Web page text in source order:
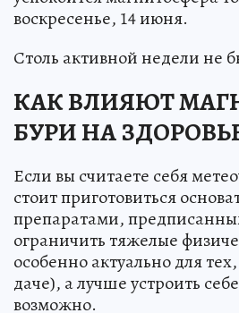
воскресенье, 14 июня.
Столь активной недели не
КАК ВЛИЯЮТ
БУРИ НА
Если вы считаете себя
стоит приготовиться
препаратами,
ограничить тяжелые
особенно актуально для
даче), а лучше устроить
возможно.